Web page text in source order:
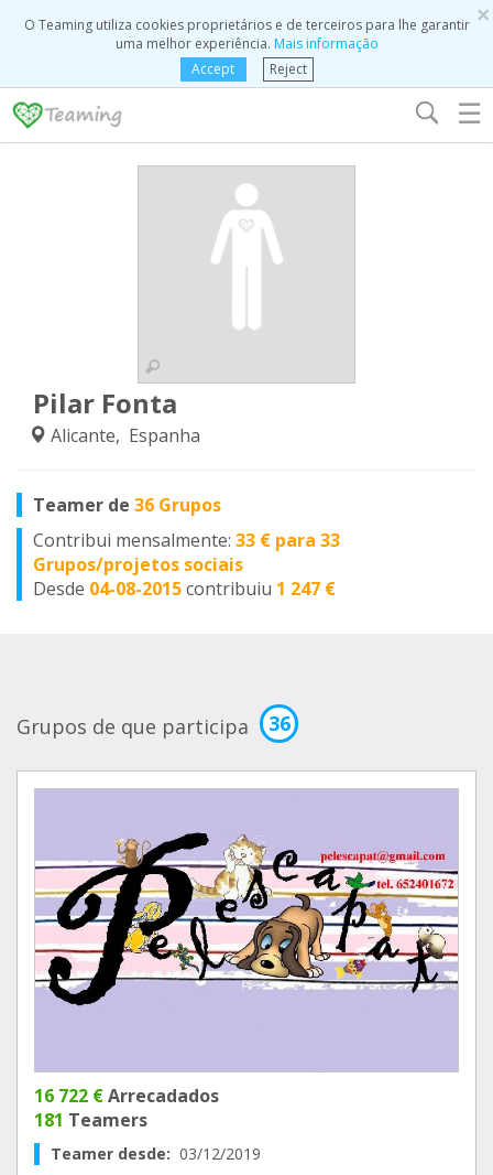
×
O Teaming utiliza cookies proprietários e de terceiros para lhe garantir
uma melhor experiência. Mais informação
Accept
Reject
☰
Pilar Fonta
Alicante, Espanha
Teamer de 36 Grupos
Contribui mensalmente: 33 € para 33
Grupos/projetos sociais
Desde 04-08-2015contribuiu 1 247 €
Grupos de que participa 36
16 722 €Arrecadados
181 Teamers
Teamer desde: 03/12/2019